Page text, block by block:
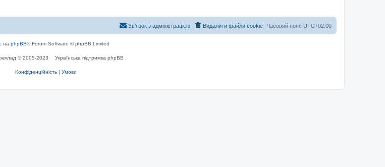
Часовий пояс UTC+02:00
Видалити файли cookie
Зв'язок з адміністрацією
на phpBB® Forum Software © phpBB Limited
© 2005-2023 Українська підтримка phpBB
Конфіденційність | Умови